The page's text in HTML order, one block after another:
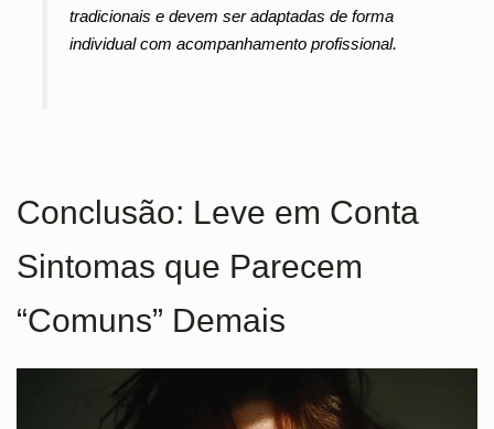
tradicionais e devem ser adaptadas de forma
individual com acompanhamento profissional.
Conclusão: Leve em Conta
Sintomas que Parecem
“Comuns” Demais